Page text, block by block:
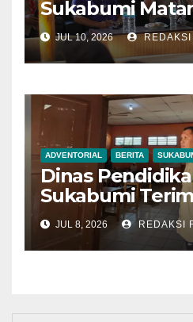
Sukabumi
Kontingen
Jambore
JUL 10, 2026 REDAKSI
ADVENTORIAL BERITA
Dinas
Sukabumi
Selama SPMB
Mayoritas
Mekanisme
JUL 8, 2026 REDAKSI